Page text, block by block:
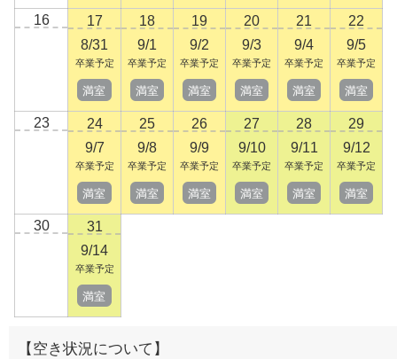
16
17
8/31
卒業予定
満室
18
9/1
卒業予定
満室
19
9/2
卒業予定
満室
20
9/3
卒業予定
満室
21
9/4
卒業予定
満室
22
9/5
卒業予定
満室
23
24
9/7
卒業予定
満室
25
9/8
卒業予定
満室
26
9/9
卒業予定
満室
27
9/10
卒業予定
満室
28
9/11
卒業予定
満室
29
9/12
卒業予定
満室
30
31
9/14
卒業予定
満室
【空き状況について】